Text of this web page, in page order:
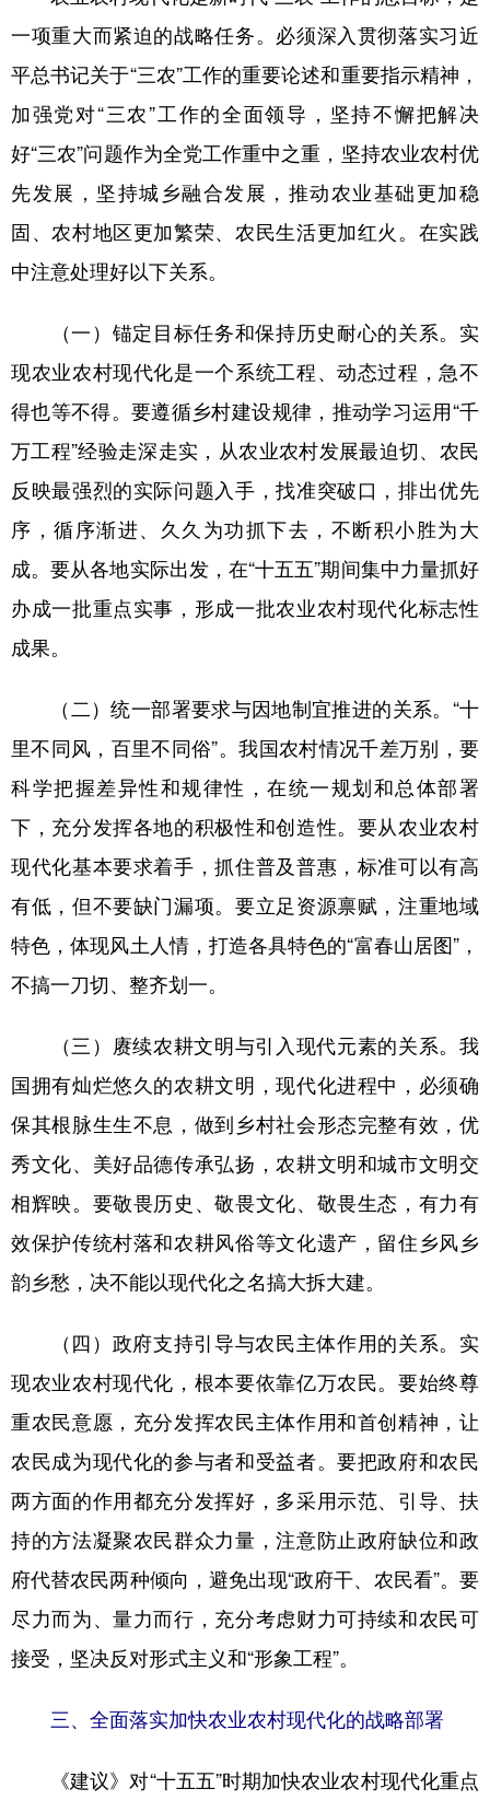
一项重大而紧迫的战略任务。必须深入贯彻落实习近
平总书记关于“三农”工作的重要论述和重要指示精神，
加强党对“三农”工作的全面领导，坚持不懈把解决
好“三农”问题作为全党工作重中之重，坚持农业农村优
先发展，坚持城乡融合发展，推动农业基础更加稳
固、农村地区更加繁荣、农民生活更加红火。在实践
中注意处理好以下关系。
（一）锚定目标任务和保持历史耐心的关系。实
现农业农村现代化是一个系统工程、动态过程，急不
得也等不得。要遵循乡村建设规律，推动学习运用“千
万工程”经验走深走实，从农业农村发展最迫切、农民
反映最强烈的实际问题入手，找准突破口，排出优先
序，循序渐进、久久为功抓下去，不断积小胜为大
成。要从各地实际出发，在“十五五”期间集中力量抓好
办成一批重点实事，形成一批农业农村现代化标志性
成果。
（二）统一部署要求与因地制宜推进的关系。“十
里不同风，百里不同俗”。我国农村情况千差万别，要
科学把握差异性和规律性，在统一规划和总体部署
下，充分发挥各地的积极性和创造性。要从农业农村
现代化基本要求着手，抓住普及普惠，标准可以有高
有低，但不要缺门漏项。要立足资源禀赋，注重地域
特色，体现风土人情，打造各具特色的“富春山居图”，
不搞一刀切、整齐划一。
（三）赓续农耕文明与引入现代元素的关系。我
国拥有灿烂悠久的农耕文明，现代化进程中，必须确
保其根脉生生不息，做到乡村社会形态完整有效，优
秀文化、美好品德传承弘扬，农耕文明和城市文明交
相辉映。要敬畏历史、敬畏文化、敬畏生态，有力有
效保护传统村落和农耕风俗等文化遗产，留住乡风乡
韵乡愁，决不能以现代化之名搞大拆大建。
（四）政府支持引导与农民主体作用的关系。实
现农业农村现代化，根本要依靠亿万农民。要始终尊
重农民意愿，充分发挥农民主体作用和首创精神，让
农民成为现代化的参与者和受益者。要把政府和农民
两方面的作用都充分发挥好，多采用示范、引导、扶
持的方法凝聚农民群众力量，注意防止政府缺位和政
府代替农民两种倾向，避免出现“政府干、农民看”。要
尽力而为、量力而行，充分考虑财力可持续和农民可
接受，坚决反对形式主义和“形象工程”。
三、全面落实加快农业农村现代化的战略部署
《建议》对“十五五”时期加快农业农村现代化重点